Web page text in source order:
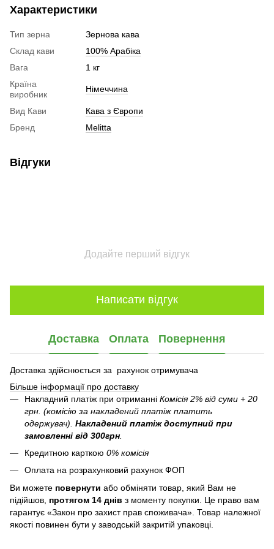
Характеристики
Тип зерна
Зернова кава
Склад кави
100% Арабіка
Вага
1 кг
Країна
виробник
Німеччина
Вид Кави
Кава з Європи
Бренд
Melitta
Відгуки
Додайте перший відгук
Написати відгук
Доставка Оплата Повернення
Доставка здійснюється за рахунок отримувача
Більше інформації про доставку
Накладний платіж при отриманні Комісія 2% від суми + 20
грн. (комісію за накладений платіж платить
одержувач). Накладений платіж доступний при
замовленні від 300грн
Кредитною карткою 0% комісія
Оплата на розрахунковий рахунок ФОП
Ви можете повернути або обміняти товар, який Вам не
підійшов, протягом 14 днів з моменту покупки. Це право вам
гарантує «Закон про захист прав споживача». Товар належної
якості повинен бути у заводській закритій упаковці.